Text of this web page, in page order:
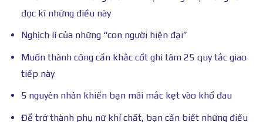
đọc kĩ những điều này
Nghịch lí của những “con người hiện đại”
Muốn thành công cần khắc cốt ghi tâm 25 quy tắc giao
tiếp này
5 nguyên nhân khiến bạn mãi mắc kẹt vào khổ đau
Để trở thành phụ nữ khí chất, bạn cần biết những điều